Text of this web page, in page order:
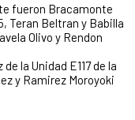
fueron Bracamonte
Teran Beltran y Babilla
Olivo y Rendon
la Unidad E117 de la
y Ramirez Moroyoki